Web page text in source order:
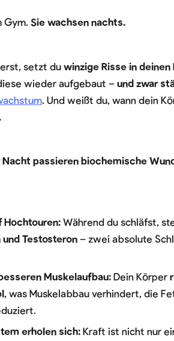
Gym. Sie wachsen nachts.
setzt du winzige Risse in
wieder aufgebaut – und zwar
. Und weißt du, wann dein
passieren biochemische
Hochtouren: Während du schläfst,
Testosteron – zwei absolute
Muskelaufbau: Dein Körper
, was Muskelabbau verhindert, die
erholen sich: Kraft ist nicht nur